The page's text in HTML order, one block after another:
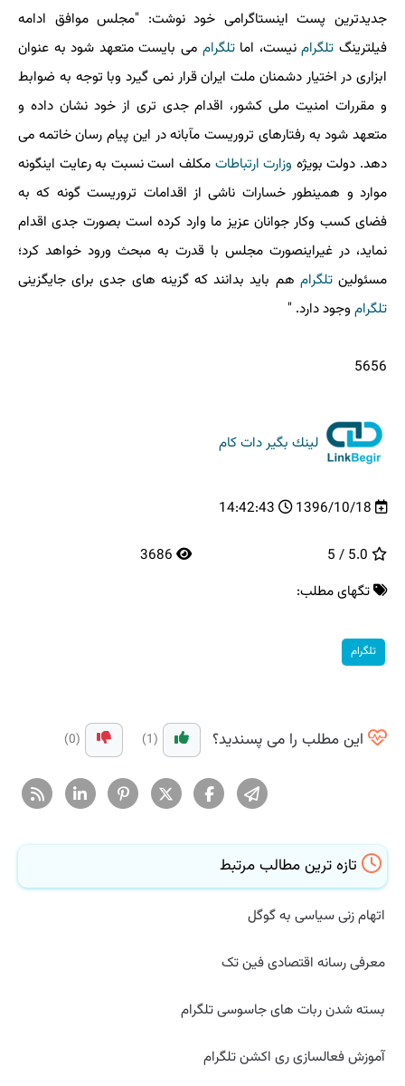
جدیدترین پست اینستاگرامی خود نوشت: "مجلس موافق ادامه
فیلترینگ تلگرامنیست، اماتلگرام می بایست متعهد شود به عنوان
ابزاری در اختیار دشمنان ملت ایران قرار نمی گیرد وبا توجه به ضوابط
و مقررات امنیت ملی كشور، اقدام جدی تری از خود نشان داده و
متعهد شود به رفتارهای تروریست مآبانه در این پیام رسان خاتمه می
دهد. دولت بویژه وزارت ارتباطات مكلف است نسبت به رعایت اینگونه
موارد و همینطور خسارات ناشی از اقدامات تروریست گونه كه به
فضای كسب وكار جوانان عزیز ما وارد كرده است بصورت جدی اقدام
نماید، در غیراینصورت مجلس با قدرت به مبحث ورود خواهد كرد؛
مسئولینتلگرام هم باید بدانند كه گزینه های جدی برای جایگزینی
تلگرام وجود دارد. "
5656
لینك بگیر دات كام
1396/10/18
14:42:43
تگهای مطلب:
تلگرام
این مطلب را می پسندید؟ (1)
(0)
تازه ترین مطالب مرتبط
اتهام زنی سیاسی به گوگل
معرفی رسانه اقتصادی فین تک
بسته شدن ربات های جاسوسی تلگرام
آموزش فعالسازی ری اکشن تلگرام